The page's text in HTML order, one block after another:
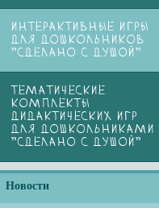
ИНТЕРАКТИВНЫЕ ИГРЫ
ДЛЯ ДОШКОЛЬНИКОВ
"СДЕЛАНО С ДУШОЙ"
ТЕМАТИЧЕСКИЕ
КОМПЛЕКТЫ
ДИДАКТИЧЕСКИХ ИГР
ДЛЯ ДОШКОЛЬНИКАМИ
"СДЕЛАНО С ДУШОЙ"
Новости